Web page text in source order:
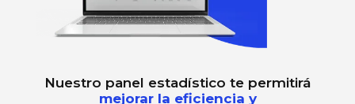
Nuestro panel estadístico te permitirá
mejorar la eficiencia y